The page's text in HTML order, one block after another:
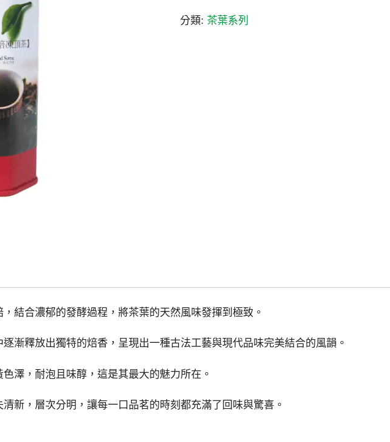
量
分類: 茶葉系列
結合濃郁的發酵過程，將茶葉的天然風味發揮到極致。
漸釋放出獨特的焙香，呈現出一種古法工藝與現代品味完美結合的風韻。
澤，耐泡且味醇，這是其最大的魅力所在。
新，層次分明，讓每一口品茗的時刻都充滿了回味與驚喜。